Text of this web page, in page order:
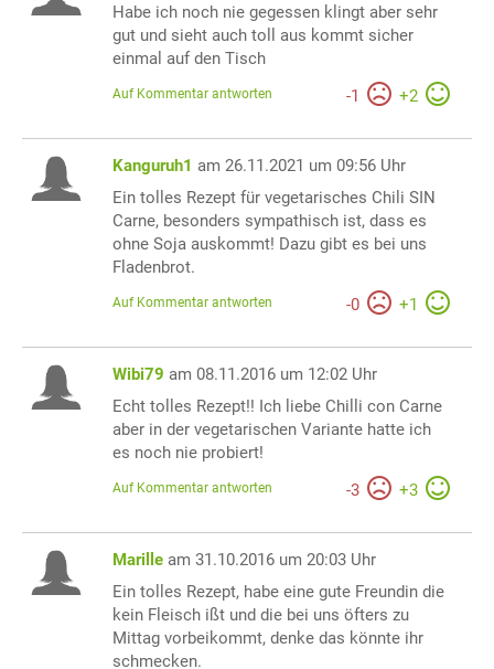
Habe ich noch nie gegessen klingt aber sehr
gut und sieht auch toll aus kommt sicher
einmal auf den Tisch
-1 +2
Auf Kommentar antworten
Kanguruh1 am 26.11.2021 um 09:56 Uhr
Ein tolles Rezept für vegetarisches Chili SIN
Carne, besonders sympathisch ist, dass es
ohne Soja auskommt! Dazu gibt es bei uns
Fladenbrot.
-0 +1
Auf Kommentar antworten
Wibi79 am 08.11.2016 um 12:02 Uhr
Echt tolles Rezept!! Ich liebe Chilli con Carne
aber in der vegetarischen Variante hatte ich
es noch nie probiert!
-3 +3
Auf Kommentar antworten
Marille am 31.10.2016 um 20:03 Uhr
Ein tolles Rezept, habe eine gute Freundin die
kein Fleisch ißt und die bei uns öfters zu
Mittag vorbeikommt, denke das könnte ihr
schmecken.